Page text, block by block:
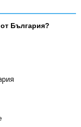
България?